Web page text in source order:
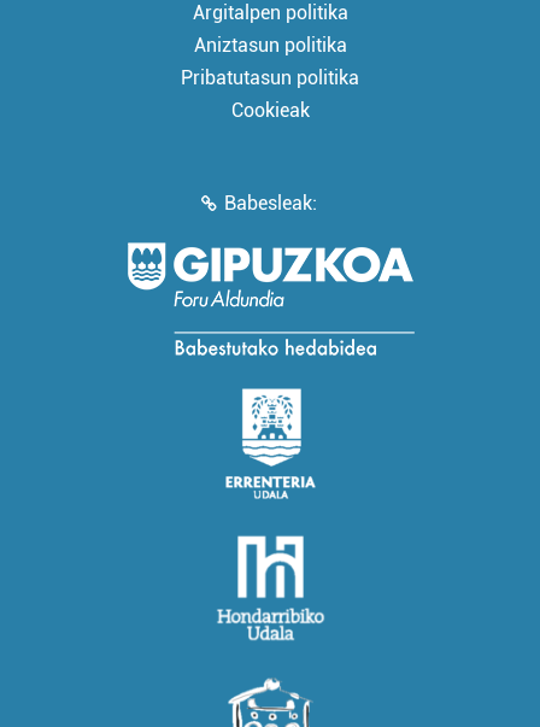
Argitalpen politika
Aniztasun politika
Pribatutasun politika
Cookieak
Babesleak: